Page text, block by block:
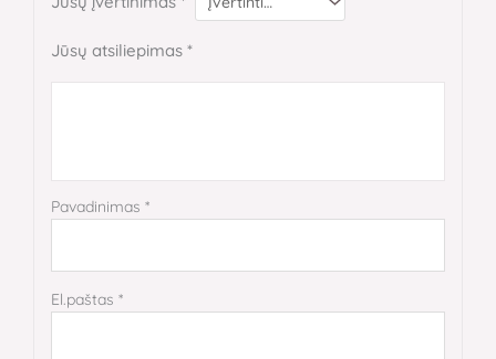
Jūsų atsiliepimas *
Pavadinimas *
El.paštas *